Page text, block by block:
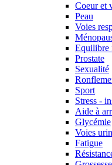
Coeur et
Peau
Voies
Equilibre
Prostate
Sexualité
Sport
Stress -
Aide à
Glycémie
Voies
Fatigue